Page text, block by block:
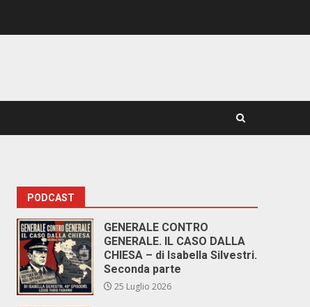
PODCAST
GENERALE CONTRO
GENERALE. IL CASO DALLA
CHIESA – di Isabella Silvestri.
Seconda parte
25 Luglio 2026